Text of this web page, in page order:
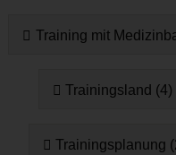
Training mit
Trainingsland (4)
Trainingsplanung